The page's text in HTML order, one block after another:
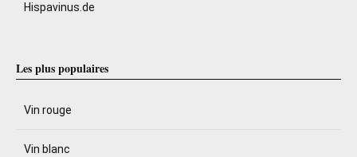
Hispavinus.de
Les plus populaires
Vin rouge
Vin blanc